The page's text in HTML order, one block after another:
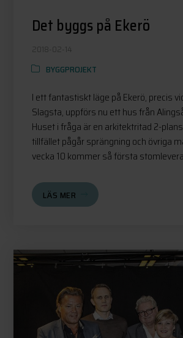
Det byggs på Ekerö
2018-02-14
BYGGPROJEKT
I ett fantastiskt läge på Ekerö, precis
Slagsta, uppförs nu ett hus från
Huset i fråga är en arkitektritad 2-
tillfället pågår sprängning och övriga
vecka 10 kommer så första
LÄS MER